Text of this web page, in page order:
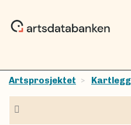
Artsprosjektet